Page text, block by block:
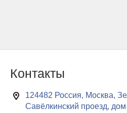
Контакты
124482 Россия, Москва,
Савёлкинский проезд,